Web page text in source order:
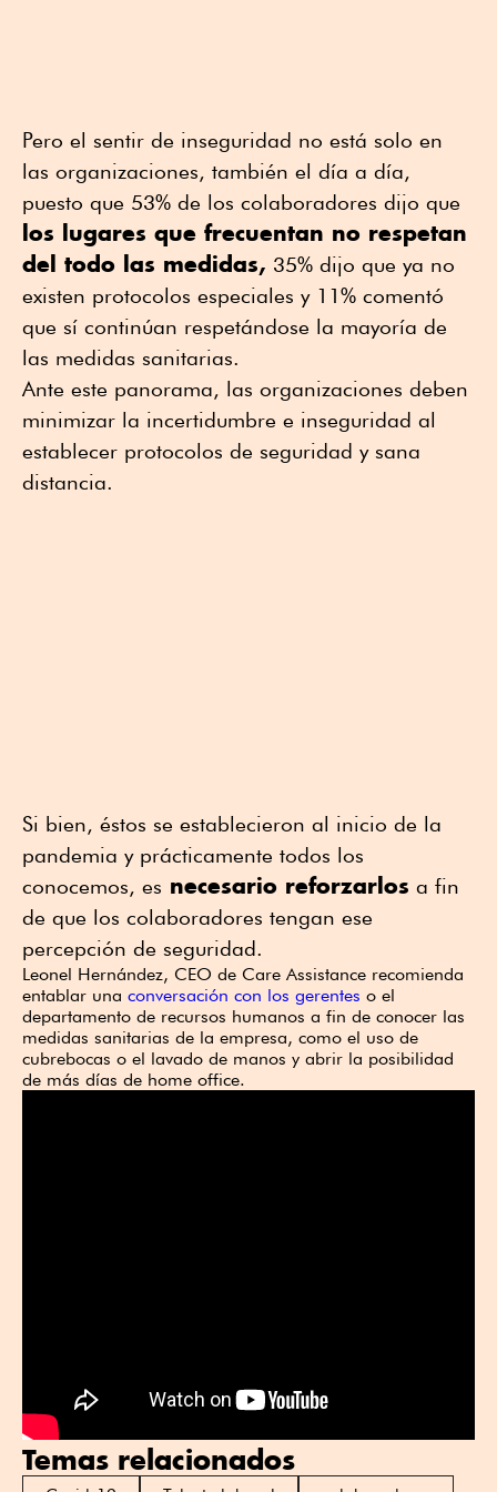
Pero el sentir de inseguridad no está solo en
las organizaciones, también el día a día,
puesto que 53% de los colaboradores dijo que
los lugares que frecuentan no respetan
del todo las medidas, 35% dijo que ya no
existen protocolos especiales y 11% comentó
que sí continúan respetándose la mayoría de
las medidas sanitarias.
Ante este panorama, las organizaciones deben
minimizar la incertidumbre e inseguridad al
establecer protocolos de seguridad y sana
distancia.
Si bien, éstos se establecieron al inicio de la
pandemia y prácticamente todos los
conocemos, es necesario reforzarlos a fin
de que los colaboradores tengan ese
percepción de seguridad.
Leonel Hernández, CEO de Care Assistance recomienda
entablar una conversación con los gerentes o el
departamento de recursos humanos a fin de conocer las
medidas sanitarias de la empresa, como el uso de
cubrebocas o el lavado de manos y abrir la posibilidad
de más días de home office.
Temas relacionados